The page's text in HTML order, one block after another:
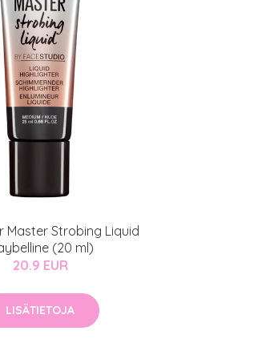
Master Strobing Liquid
(20 ml)
20.9 EUR
LISÄTIETOJA